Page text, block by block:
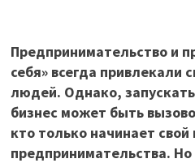
Предпринимательство и
себя» всегда привлекали
людей. Однако,
бизнес может быть
кто только начинает свой
предпринимательства.